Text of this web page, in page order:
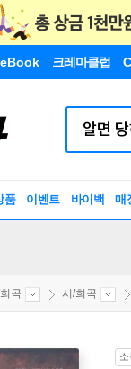
eBook 크레마클럽
품 이벤트 바이백 매
곡 시/희곡